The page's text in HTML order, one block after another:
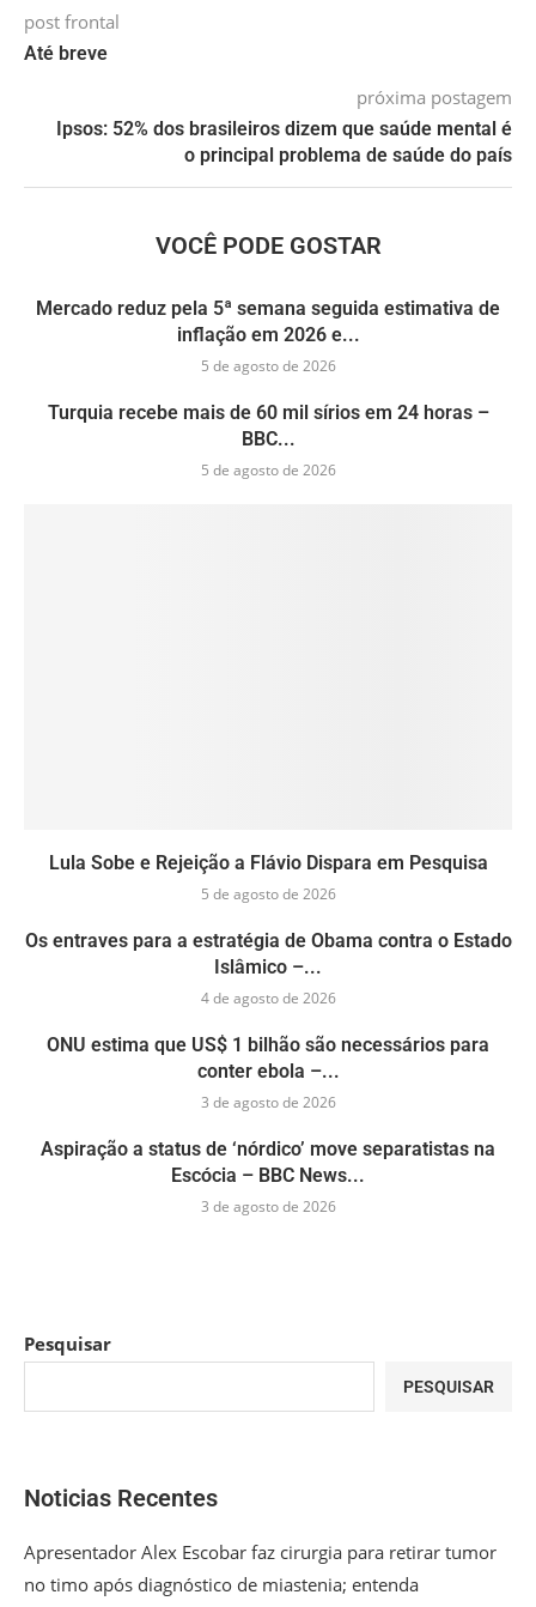
post frontal
Até breve
próxima postagem
Ipsos: 52% dos brasileiros dizem que saúde mental é
o principal problema de saúde do país
VOCÊ PODE GOSTAR
Mercado reduz pela 5ª semana seguida estimativa de
inflação em 2026 e...
5 de agosto de 2026
Turquia recebe mais de 60 mil sírios em 24 horas –
BBC...
5 de agosto de 2026
Lula Sobe e Rejeição a Flávio Dispara em Pesquisa
5 de agosto de 2026
Os entraves para a estratégia de Obama contra o Estado
Islâmico –...
4 de agosto de 2026
ONU estima que US$ 1 bilhão são necessários para
conter ebola –...
3 de agosto de 2026
Aspiração a status de ‘nórdico’ move separatistas na
Escócia – BBC News...
3 de agosto de 2026
Pesquisar
PESQUISAR
Noticias Recentes
Apresentador Alex Escobar faz cirurgia para retirar tumor
no timo após diagnóstico de miastenia; entenda